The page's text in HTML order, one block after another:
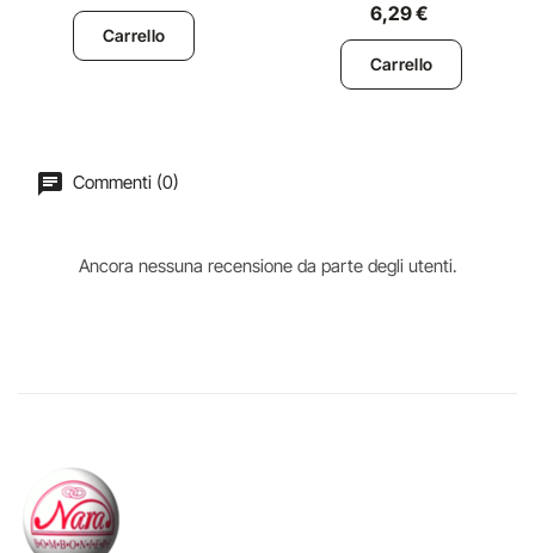
Carrello
6,29 €
Carrello
Commenti (0)
Ancora nessuna recensione da parte degli utenti.